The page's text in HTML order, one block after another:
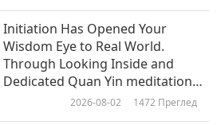
Важните Новини
2020-05-09 3232 Преглед
Initiation Has Opened Your
Wisdom Eye to Real World.
Through Looking Inside and
Dedicated Quan Yin meditation
Practice, More Will Continue to Be
2026-08-02 1472 Преглед